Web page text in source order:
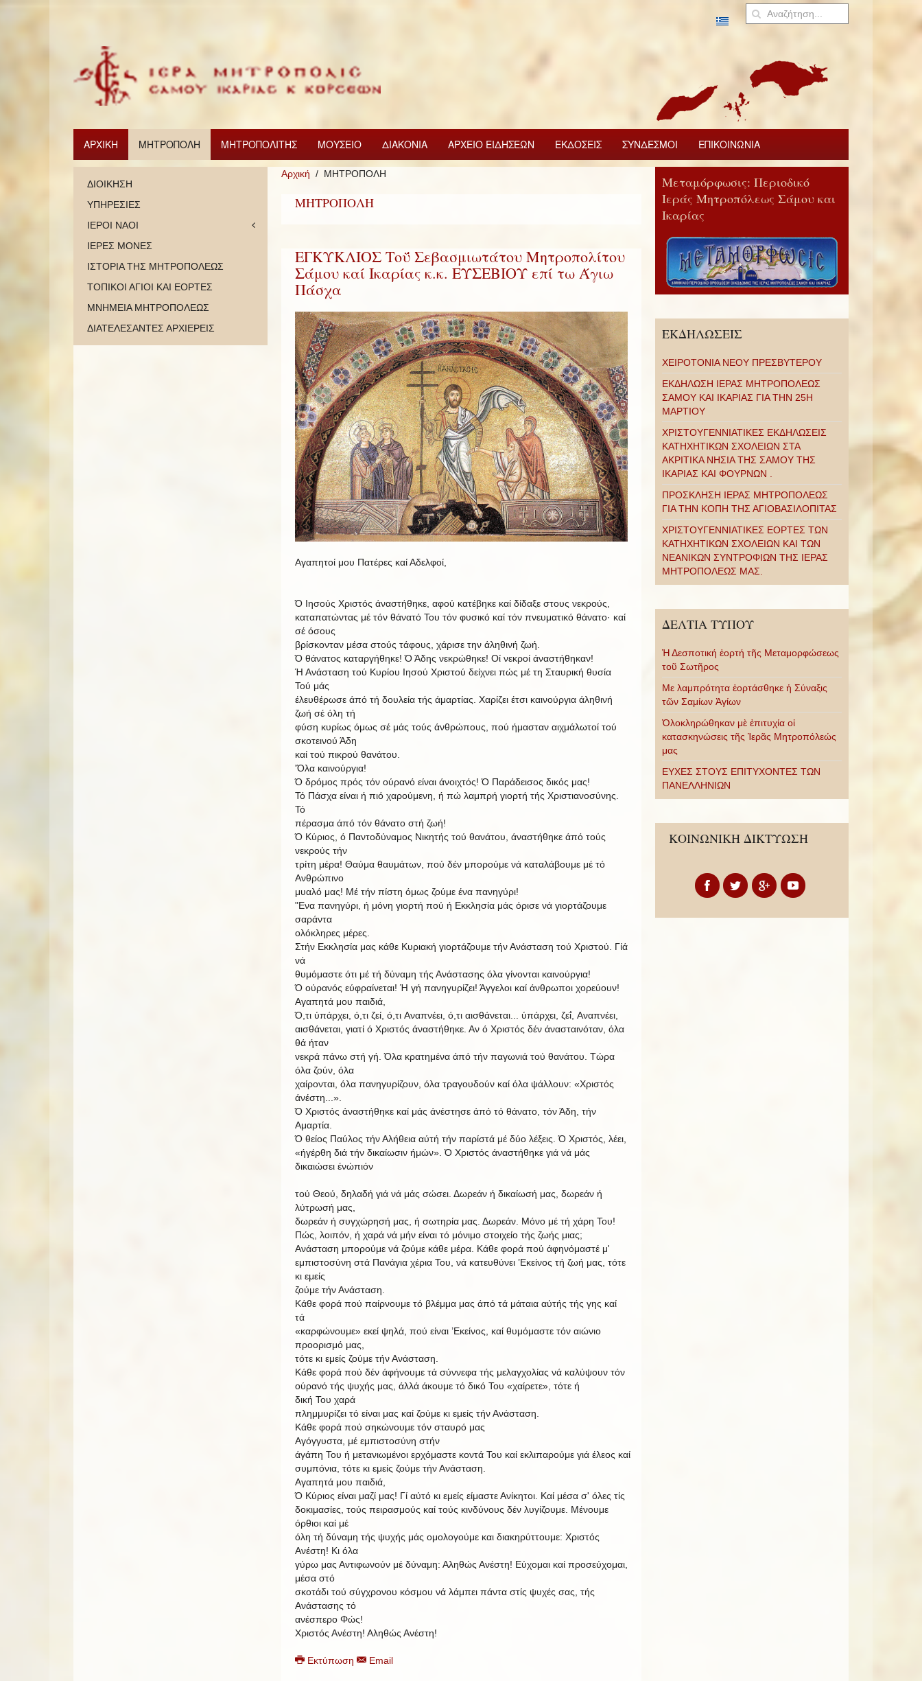
ΑΡΧΙΚΗ ΜΗΤΡΟΠΟΛΗ ΜΗΤΡΟΠΟΛΙΤΗΣ ΜΟΥΣΕΙΟ ΔΙΑΚΟΝΙΑ ΑΡΧΕΙΟ ΕΙΔΗΣΕΩΝ ΕΚΔΟΣΕΙΣ ΣΥΝΔΕΣΜΟΙ ΕΠΙΚΟΙΝΩΝΙΑ
Αρχική ΜΗΤΡΟΠΟΛΗ
ΜΗΤΡΟΠΟΛΗ
ΕΓΚΥΚΛΙΟΣ Τοΰ Σεβασμιωτάτου Μητροπολίτου
Σάμου καί Ικαρίας κ.κ. ΕΥΣΕΒΙΟΥ επί τω Άγιω
Πάσχα
Αγαπητοί μου Πατέρες καί Αδελφοί,
Ό Ιησούς Χριστός άναστήθηκε, αφού κατέβηκε καί δίδαξε στους νεκρούς,
καταπατώντας μέ τόν θάνατό Του τόν φυσικό καί τόν πνευματικό θάνατο· καί
σέ όσους
βρίσκονταν μέσα στούς τάφους, χάρισε την άληθινή ζωή.
Ό θάνατος καταργήθηκε! Ό Άδης νεκρώθηκε! Οί νεκροί άναστήθηκαν!
Ή Ανάσταση τού Κυρίου Ιησού Χριστού δείχνει πώς μέ τη Σταυρική θυσία
Τού μάς
έλευθέρωσε άπό τή δουλεία τής άμαρτίας. Χαρίζει έτσι καινούργια άληθινή
ζωή σέ όλη τή
φύση κυρίως όμως σέ μάς τούς άνθρώπους, πού ήμασταν αιχμάλωτοί τού
σκοτεινού Άδη
καί τού πικρού θανάτου.
'Όλα καινούργια!
Ό δρόμος πρός τόν ούρανό είναι άνοιχτός! Ό Παράδεισος δικός μας!
Τό Πάσχα είναι ή πιό χαρούμενη, ή πώ λαμπρή γιορτή τής Χριστιανοσύνης.
Τό
πέρασμα άπό τόν θάνατο στή ζωή!
Ό Κύριος, ό Παντοδύναμος Νικητής τού θανάτου, άναστήθηκε άπό τούς
νεκρούς τήν
τρίτη μέρα! Θαύμα θαυμάτων, πού δέν μπορούμε νά καταλάβουμε μέ τό
Ανθρώπινο
μυαλό μας! Μέ τήν πίστη όμως ζούμε ένα πανηγύρι!
"Ενα πανηγύρι, ή μόνη γιορτή πού ή Εκκλησία μάς όρισε νά γιορτάζουμε
σαράντα
ολόκληρες μέρες.
Στήν Εκκλησία μας κάθε Κυριακή γιορτάζουμε τήν Ανάσταση τού Χριστού. Γίά
νά
θυμόμαστε ότι μέ τή δύναμη τής Ανάστασης όλα γίνονται καινούργια!
Ό ούρανός εύφραίνεται! Ή γή πανηγυρίζει! Άγγελοι καί άνθρωποι χορεύουν!
Αγαπητά μου παιδιά,
Ό,τι ύπάρχει, ό,τι ζεί, ό,τι Αναπνέει, ό,τι αισθάνεται... ύπάρχει, ζεΐ, Αναπνέει,
αισθάνεται, γιατί ό Χριστός άναστήθηκε. Αν ό Χριστός δέν άνασταινόταν, όλα
θά ήταν
νεκρά πάνω στή γή. Όλα κρατημένα άπό τήν παγωνιά τού θανάτου. Τώρα
όλα ζούν, όλα
χαίρονται, όλα πανηγυρίζουν, όλα τραγουδούν καί όλα ψάλλουν: «Χριστός
άνέστη...».
Ό Χριστός άναστήθηκε καί μάς άνέστησε άπό τό θάνατο, τόν Άδη, τήν
Αμαρτία.
Ό θείος Παύλος τήν Αλήθεια αύτή τήν παρίστά μέ δύο λέξεις. Ό Χριστός, λέει,
«ήγέρθη διά τήν δικαίωσιν ήμών». Ό Χριστός άναστήθηκε γιά νά μάς
δικαιώσει ένώπιόν
τού Θεού, δηλαδή γιά νά μάς σώσει. Δωρεάν ή δικαίωσή μας, δωρεάν ή
λύτρωσή μας,
δωρεάν ή συγχώρησή μας, ή σωτηρία μας. Δωρεάν. Μόνο μέ τή χάρη Του!
Πώς, λοιπόν, ή χαρά νά μήν είναι τό μόνιμο στοιχείο τής ζωής μιας;
Ανάσταση μπορούμε νά ζούμε κάθε μέρα. Κάθε φορά πού άφηνόμαστέ μ'
εμπιστοσύνη στά Πανάγια χέρια Του, νά κατευθύνει ’Εκείνος τή ζωή μας, τότε
κι εμείς
ζούμε τήν Ανάσταση.
Κάθε φορά πού παίρνουμε τό βλέμμα μας άπό τά μάταια αύτής τής γης καί
τά
«καρφώνουμε» εκεί ψηλά, πού είναι ’Εκείνος, καί θυμόμαστε τόν αιώνιο
προορισμό μας,
τότε κι εμείς ζούμε τήν Ανάσταση.
Κάθε φορά πού δέν άφήνουμε τά σύννεφα τής μελαγχολίας νά καλύψουν τόν
ούρανό τής ψυχής μας, άλλά άκουμε τό δικό Του «χαίρετε», τότε ή
δική Του χαρά
πλημμυρίζει τό είναι μας καί ζούμε κι εμείς τήν Ανάσταση.
Κάθε φορά πού σηκώνουμε τόν σταυρό μας
Αγόγγυστα, μέ εμπιστοσύνη στήν
άγάπη Του ή μετανιωμένοι ερχόμαστε κοντά Του καί εκλιπαρούμε γιά έλεος καί
συμπόνια, τότε κι εμείς ζούμε τήν Ανάσταση.
Αγαπητά μου παιδιά,
Ό Κύριος είναι μαζί μας! Γί αύτό κι εμείς είμαστε Ανίκητοι. Καί μέσα σ' όλες τίς
δοκιμασίες, τούς πειρασμούς καί τούς κινδύνους δέν λυγίζουμε. Μένουμε
όρθιοι καί μέ
όλη τή δύναμη τής ψυχής μάς ομολογούμε και διακηρύττουμε: Χριστός
Ανέστη! Κι όλα
γύρω μας Αντιφωνούν μέ δύναμη: Αληθώς Ανέστη! Εύχομαι καί προσεύχομαι,
μέσα στό
σκοτάδι τού σύγχρονου κόσμου νά λάμπει πάντα στίς ψυχές σας, τής
Ανάστασης τό
ανέσπερο Φώς!
Χριστός Ανέστη! Αληθώς Ανέστη!
Εκτύπωση Email
ΔΙΟΙΚΗΣΗ
ΥΠΗΡΕΣΙΕΣ
ΙΕΡΟΙ ΝΑΟΙ
ΙΕΡΕΣ ΜΟΝΕΣ
ΙΣΤΟΡΙΑ ΤΗΣ ΜΗΤΡΟΠΟΛΕΩΣ
ΤΟΠΙΚΟΙ ΑΓΙΟΙ ΚΑΙ ΕΟΡΤΕΣ
ΜΝΗΜΕΙΑ ΜΗΤΡΟΠΟΛΕΩΣ
ΔΙΑΤΕΛΕΣΑΝΤΕΣ ΑΡΧΙΕΡΕΙΣ
Μεταμόρφωσις: Περιοδικό
Ιεράς Μητροπόλεως Σάμου και
Ικαρίας
ΕΚΔΗΛΩΣΕΙΣ
ΧΕΙΡΟΤΟΝΙΑ ΝΕΟΥ ΠΡΕΣΒΥΤΕΡΟΥ
ΕΚΔΗΛΩΣΗ ΙΕΡΑΣ ΜΗΤΡΟΠΟΛΕΩΣ
ΣΑΜΟΥ ΚΑΙ ΙΚΑΡΙΑΣ ΓΙΑ ΤΗΝ 25Η
ΜΑΡΤΙΟΥ
ΧΡΙΣΤΟΥΓΕΝΝΙΑΤΙΚΕΣ ΕΚΔΗΛΩΣΕΙΣ
ΚΑΤΗΧΗΤΙΚΩΝ ΣΧΟΛΕΙΩΝ ΣΤΑ
ΑΚΡΙΤΙΚΑ ΝΗΣΙΑ ΤΗΣ ΣΑΜΟΥ ΤΗΣ
ΙΚΑΡΙΑΣ ΚΑΙ ΦΟΥΡΝΩΝ .
ΠΡΟΣΚΛΗΣΗ ΙΕΡΑΣ ΜΗΤΡΟΠΟΛΕΩΣ
ΓΙΑ ΤΗΝ ΚΟΠΗ ΤΗΣ ΑΓΙΟΒΑΣΙΛΟΠΙΤΑΣ
ΧΡΙΣΤΟΥΓΕΝΝΙΑΤΙΚΕΣ ΕΟΡΤΕΣ ΤΩΝ
ΚΑΤΗΧΗΤΙΚΩΝ ΣΧΟΛΕΙΩΝ ΚΑΙ ΤΩΝ
ΝΕΑΝΙΚΩΝ ΣΥΝΤΡΟΦΙΩΝ ΤΗΣ ΙΕΡΑΣ
ΜΗΤΡΟΠΟΛΕΩΣ ΜΑΣ.
ΔΕΛΤΙΑ ΤΥΠΟΥ
Ἡ Δεσποτική ἑορτή τῆς Μεταμορφώσεως
τοῦ Σωτῆρος
Με λαμπρότητα ἑορτάσθηκε ἡ Σύναξις
τῶν Σαμίων Ἁγίων
Ὁλοκληρώθηκαν μὲ ἐπιτυχία οἱ
κατασκηνώσεις τῆς Ἱερᾶς Μητροπόλεώς
μας
ΕΥΧΕΣ ΣΤΟΥΣ ΕΠΙΤΥΧΟΝΤΕΣ ΤΩΝ
ΠΑΝΕΛΛΗΝΙΩΝ
ΚΟΙΝΩΝΙΚΗ ΔΙΚΤΥΩΣΗ